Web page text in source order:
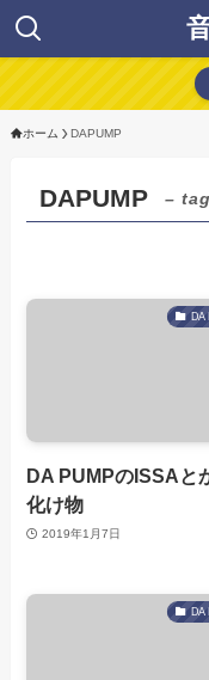
ホーム DAPUMP
DAPUMP –
DA
DA PUMPのISSAと
化け物
2019年1月7日
DA